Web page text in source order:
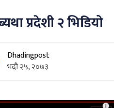
प्रदेशी २ भिडियो
Dhadingpost
भदौ २५, २०७३